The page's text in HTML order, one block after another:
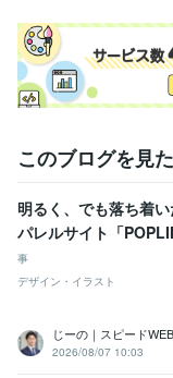
このブログを見
明るく、でも落ち着
パレルサイト「
事
デザイン・イラスト
じーの｜スピード
2026/08/07 10:03